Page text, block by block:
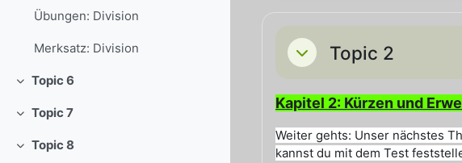
Übungen: Division
Merksatz: Division
Einklappen
Topic 6
Einklappen
Topic 7
Einklappen
Topic 8
EinklappenTopic 2
Kapitel 2: Kürzen und
Weiter gehts: Unser nächstes
kannst du mit dem Test